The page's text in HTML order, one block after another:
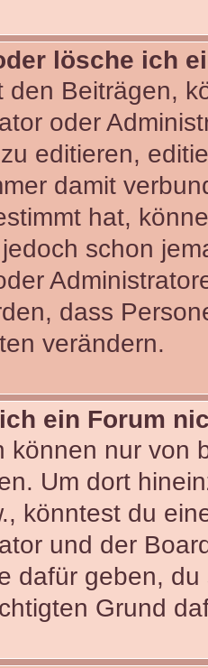
lösche ich
den Beiträgen,
oder
editieren,
damit
hat,
schon
dass
verändern.
ein Forum
können nur von
Um dort
könntest du
und der
dafür geben,
Grund